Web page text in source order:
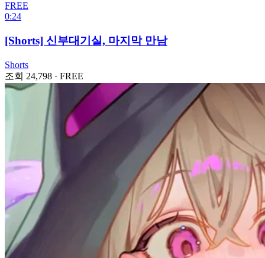
FREE
0:24
[Shorts] 신부대기실, 마지막 만남
Shorts
조회 24,798 · FREE